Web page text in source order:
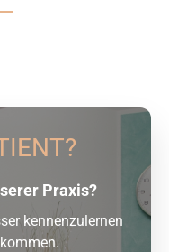
Praxis?
kennenzulernen